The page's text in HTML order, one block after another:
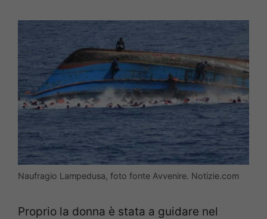
Naufragio Lampedusa, foto fonte Avvenire. Notizie.com
Proprio la donna è stata a guidare nel